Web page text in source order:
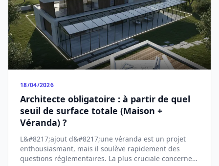
18/04/2026
Architecte obligatoire : à partir de quel
seuil de surface totale (Maison +
Véranda) ?
L&#8217;ajout d&#8217;une véranda est un projet
enthousiasmant, mais il soulève rapidement des
questions réglementaires. La plus cruciale concerne